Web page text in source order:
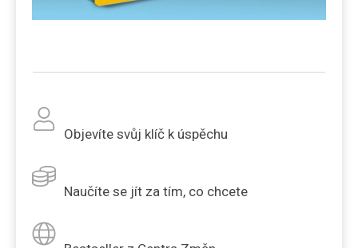
Objevíte svůj klíč k úspěchu
Naučíte se jít za tím, co chcete